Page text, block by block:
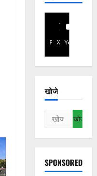
Facebook
X YouTube
खोजे
निम्न
को
खोजें:
SPONSORED